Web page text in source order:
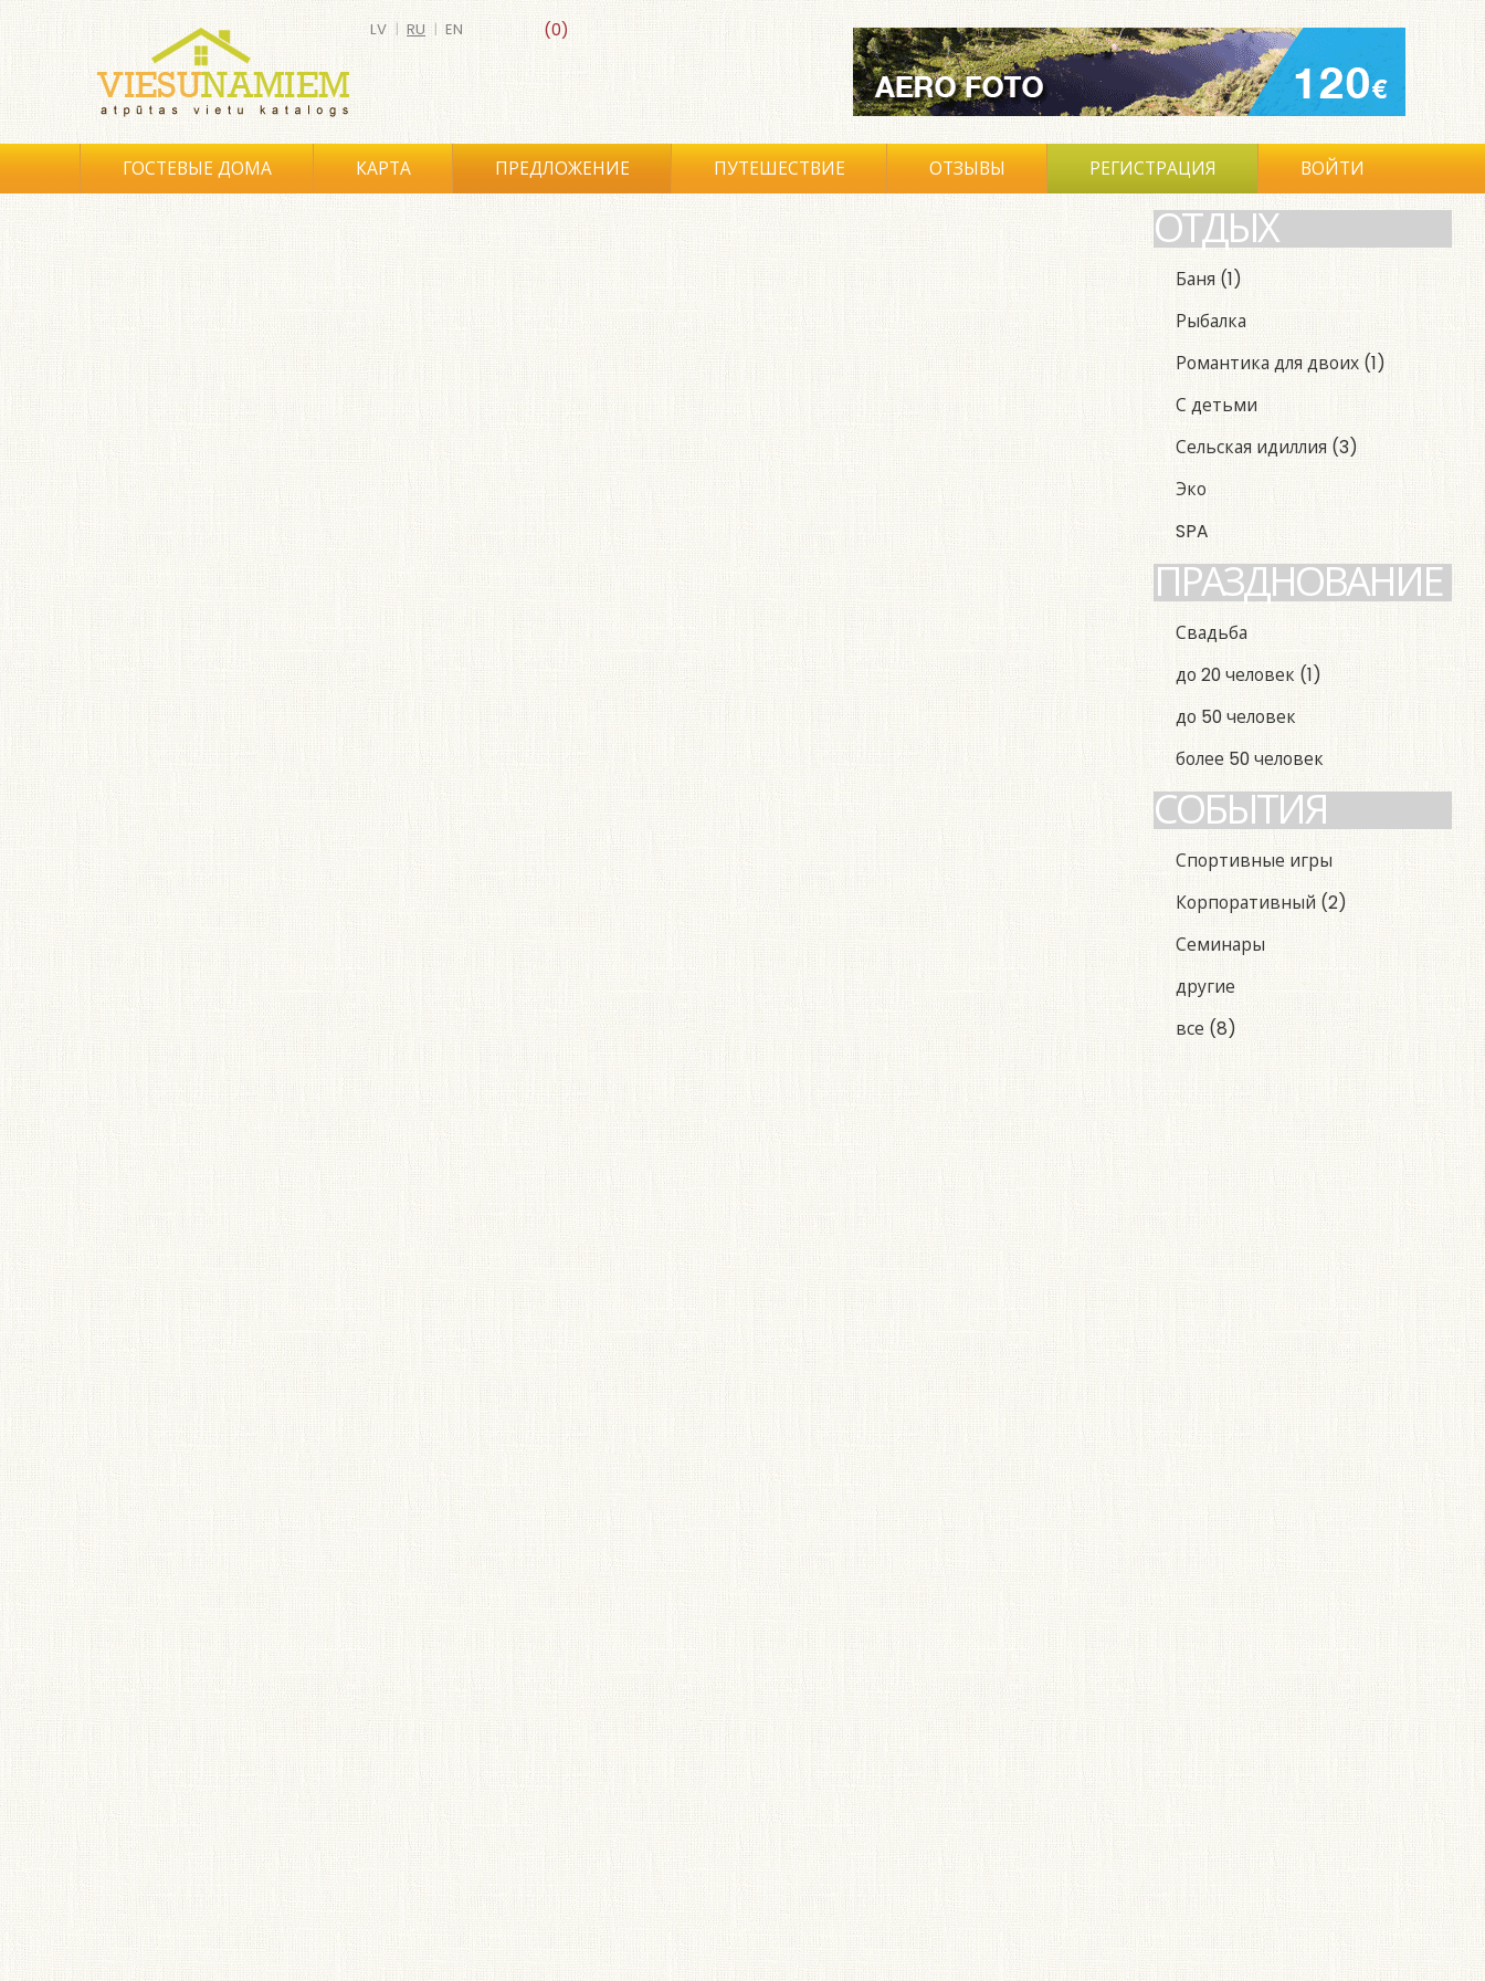
(0)
LV | RU | EN
ГОСТЕВЫЕ ДОМА КАРТА ПРЕДЛОЖЕНИЕ ПУТЕШЕСТВИЕ ОТЗЫВЫ РЕГИСТРАЦИЯ ВОЙТИ
ОТДЫХ
Баня(1)
Рыбалка
Романтика для двоих(1)
С детьми
Сельская идиллия (3)
Эко
SPA
ПРАЗДНОВАНИЕ
Свадьба
до 20 человек (1)
до 50 человек
более 50 человек
СОБЫТИЯ
Спортивные игры
Корпоративный (2)
Семинары
другие
все (8)